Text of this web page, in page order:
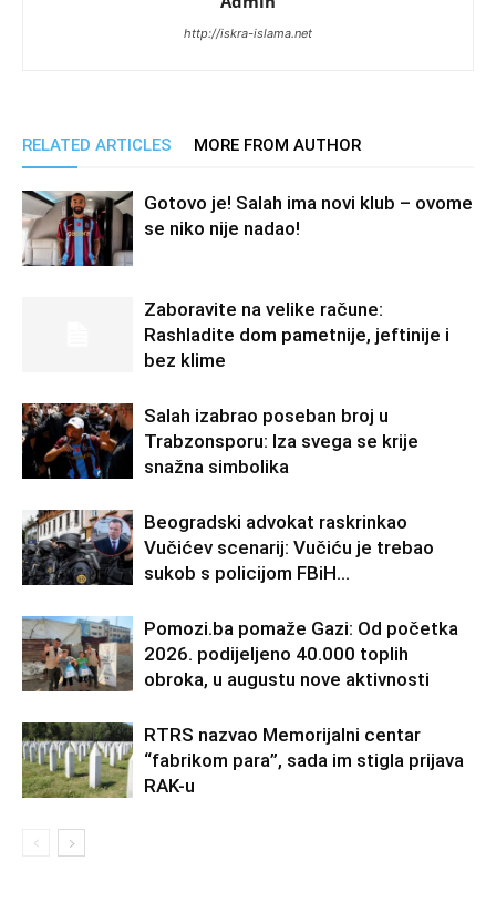
http://iskra-islama.net
RELATED ARTICLES MORE FROM AUTHOR
Gotovo je! Salah ima novi klub – ovome
se niko nije nadao!
Zaboravite na velike račune:
Rashladite dom pametnije, jeftinije i
bez klime
Salah izabrao poseban broj u
Trabzonsporu: Iza svega se krije
snažna simbolika
Beogradski advokat raskrinkao
Vučićev scenarij: Vučiću je trebao
sukob s policijom FBiH…
Pomozi.ba pomaže Gazi: Od početka
2026. podijeljeno 40.000 toplih
obroka, u augustu nove aktivnosti
RTRS nazvao Memorijalni centar
“fabrikom para”, sada im stigla prijava
RAK-u